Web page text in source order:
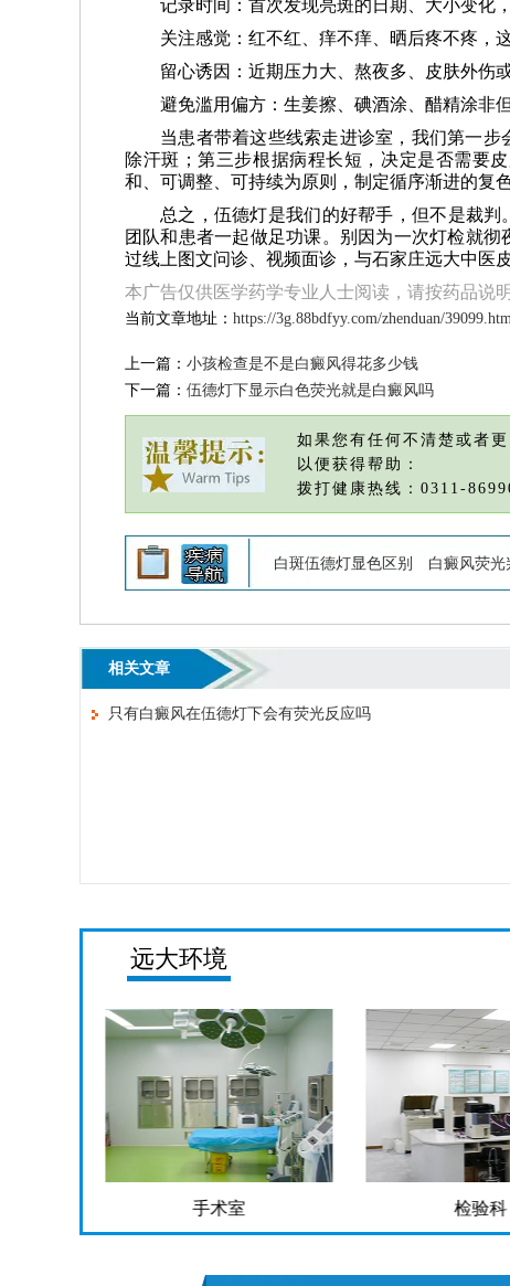
记录时间：首次发现亮斑的日期、大小变化
关注感觉：红不红、痒不痒、晒后疼不疼，
留心诱因：近期压力大、熬夜多、皮肤外伤
避免滥用偏方：生姜擦、碘酒涂、醋精涂非
当患者带着这些线索走进诊室，我们第一
除汗斑；第三步根据病程长短，决定是否需要
和、可调整、可持续为原则，制定循序渐进的复
总之，伍德灯是我们的好帮手，但不是裁
团队和患者一起做足功课。别因为一次灯检就
过线上图文问诊、视频面诊，与石家庄远大中医
本广告仅供医学药学专业人士阅读，请按药品说
当前文章地址： https://3g.88bdfyy.com/zhenduan/
上一篇： 小孩检查是不是白癜风得花多少钱
下一篇： 伍德灯下显示白色荧光就是白癜风吗
如果您有任何不清楚或者
以便获得帮助：
拨打健康热线：0311-
白斑伍德灯显色区别 白癜风荧光
相关文章
只有白癜风在伍德灯下会有荧光反应吗
远大环境
手术室 检验科